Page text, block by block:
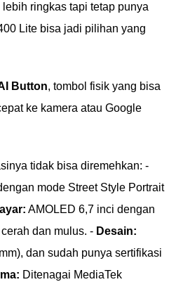
ringkas tapi tetap punya
Lite bisa jadi pilihan yang
Button, tombol fisik yang bisa
ke kamera atau Google
tidak bisa diremehkan: -
mode Street Style Portrait
AMOLED 6,7 inci dengan
dan mulus. - Desain:
dan sudah punya sertifikasi
Ditenagai MediaTek